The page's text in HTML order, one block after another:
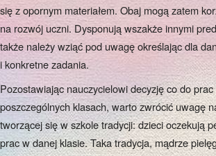
się z opornym materiałem. Obaj mogą zatem
na rozwój uczni. Dysponują wszakże innymi
także należy wziąć pod uwagę określając dla
i konkretne zadania.
Pozostawiając nauczycielowi decyzję co do
poszczególnych klasach, warto zwrócić uwagę
tworzącej się w szkole tradycji: dzieci oczekują
prac w danej klasie. Taka tradycja, mądrze